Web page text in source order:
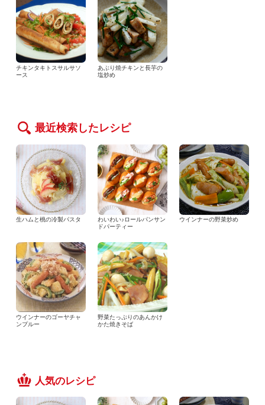
チキンタキトスサルサソ
ース
あぶり焼チキンと長芋の
塩炒め
最近検索したレシピ
生ハムと桃の冷製パスタ
わいわい♪ロールパンサン
ドパーティー
ウインナーの野菜炒め
ウインナーのゴーヤチャ
ンプルー
野菜たっぷりのあんかけ
かた焼きそば
人気のレシピ